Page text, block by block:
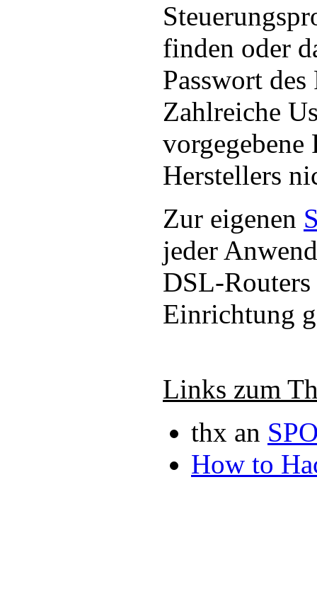
finden oder
Passwort
Zahlreiche
vorgegebene
Herstellers
Zur eigenen
jeder
DSL-
Einrichtung
Links zum
thx an
How to